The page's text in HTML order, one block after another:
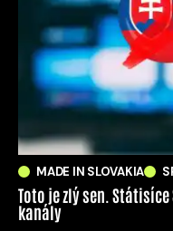
MADE IN SLOVAKIA
Toto je zlý sen.
kanály